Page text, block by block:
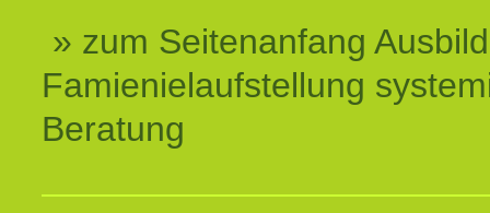
» zum Seitenanfang
Famienielaufstellung
Beratung